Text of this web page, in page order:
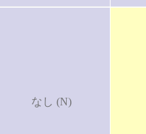
なし (N)